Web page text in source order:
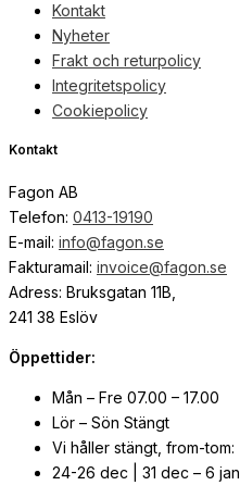
Kontakt
Nyheter
Frakt och returpolicy
Integritetspolicy
Cookiepolicy
Kontakt
Fagon AB
Telefon: 0413-19190
E-mail: info@fagon.se
Fakturamail: invoice@fagon.se
Adress: Bruksgatan 11B,
241 38 Eslöv
Öppettider:
Mån – Fre 07.00 – 17.00
Lör – Sön Stängt
Vi håller stängt, from-tom:
24-26 dec | 31 dec – 6 jan